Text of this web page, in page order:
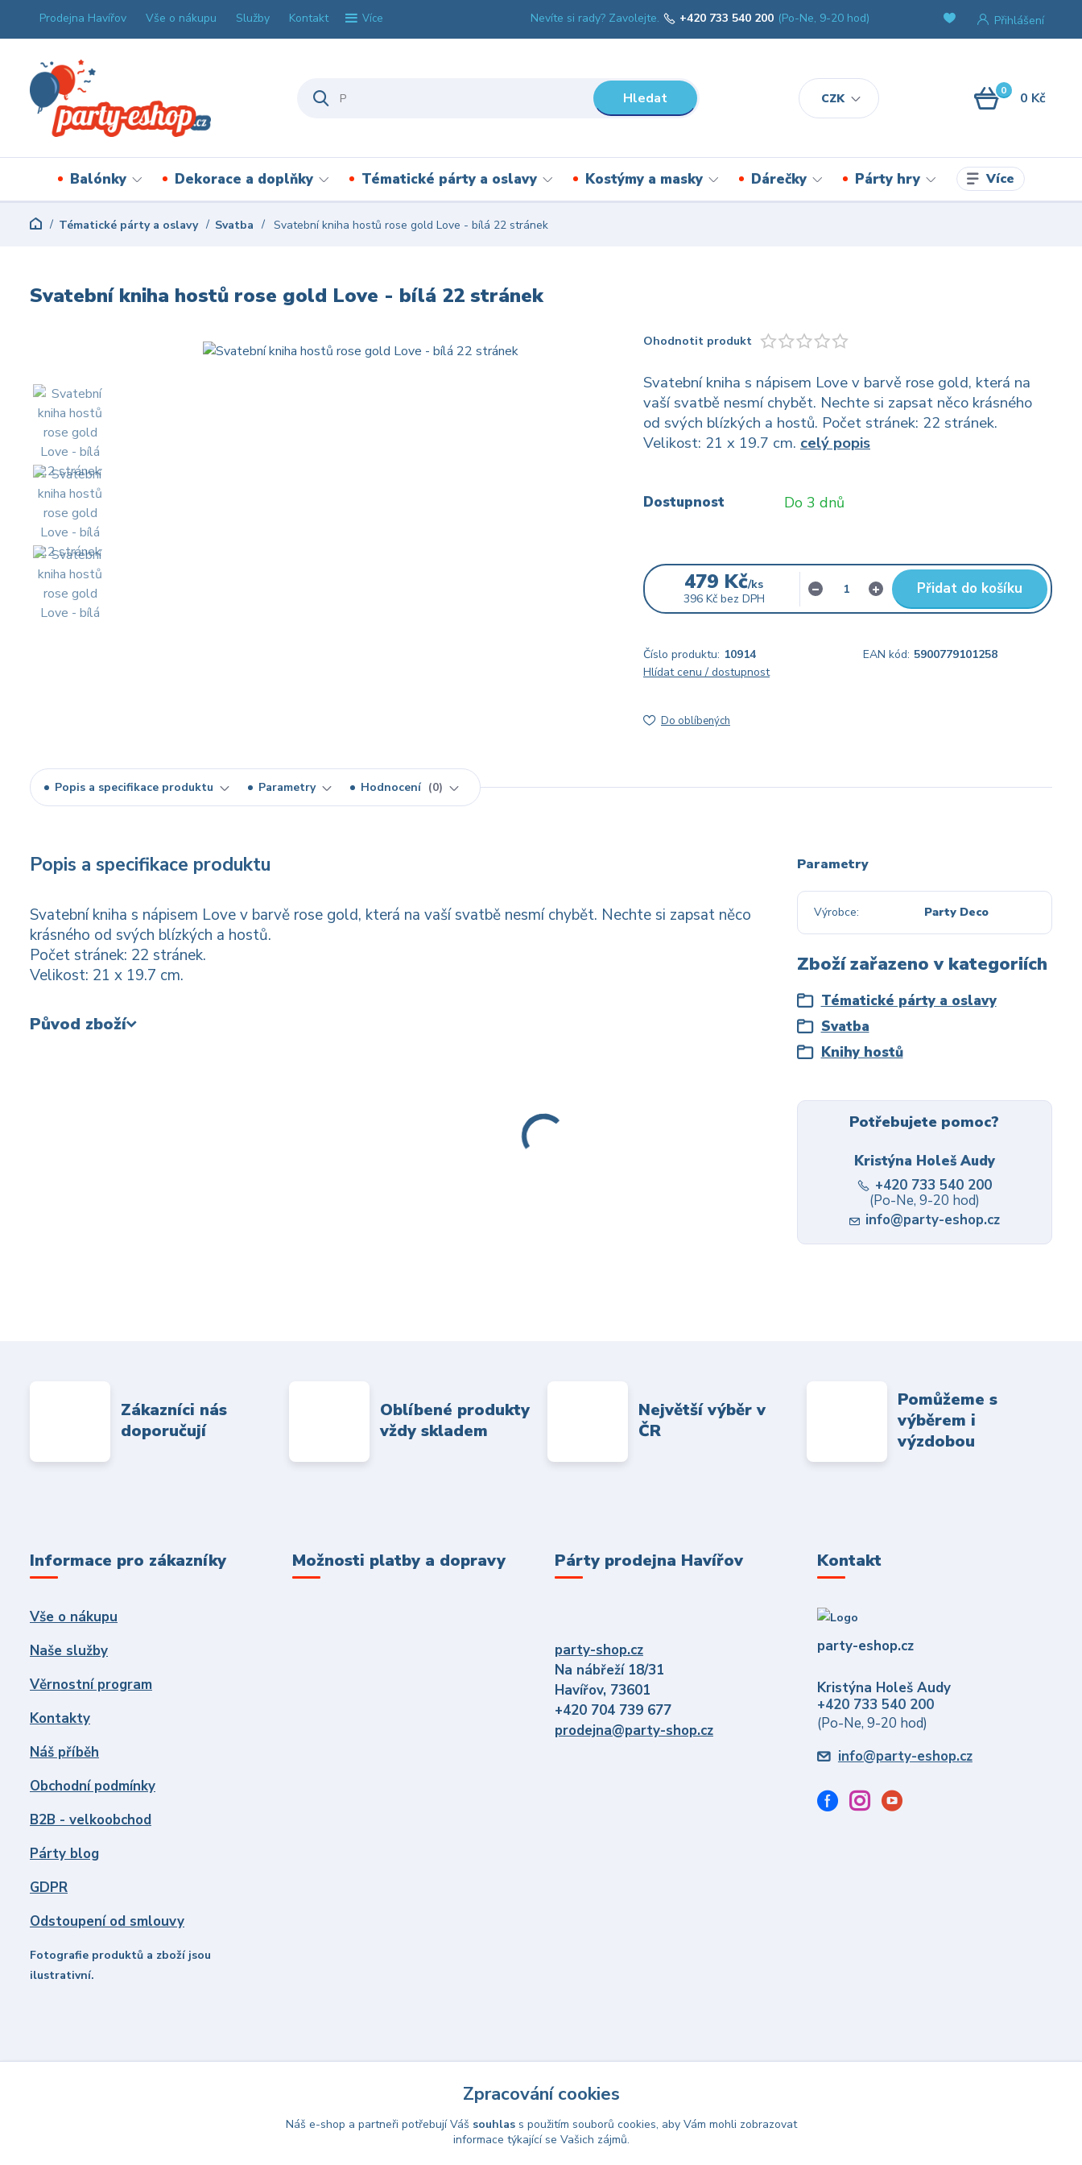
Prodejna Havířov Vše o nákupu Služby Kontakt Více
CZK
Přihlášení
Hledat
Nevíte si rady? Zavolejte. +420 733 540 200 (Po-Ne, 9-20 hod)
0 0 Kč
Balónky Dekorace a doplňky Tématické párty a oslavy Kostýmy a masky Dárečky Párty hry Více
Tématické párty a oslavy Svatba Svatební kniha hostů rose gold Love - bílá 22 stránek
Svatební kniha hostů rose gold Love - bílá 22 stránek
Ohodnotit produkt
Svatební kniha s nápisem Love v barvě rose gold, která na
vaší svatbě nesmí chybět. Nechte si zapsat něco krásného
od svých blízkých a hostů. Počet stránek: 22 stránek.
Velikost: 21 x 19.7 cm. celý popis
Dostupnost Do 3 dnů
479 Kč/ks
396 Kč bez DPH
Přidat do košíku
Číslo produktu: 10914 EAN kód: 5900779101258
Hlídat cenu / dostupnost
Do oblíbených
Popis a specifikace produktu Parametry Hodnocení 0
Popis a specifikace produktu
Svatební kniha s nápisem Love v barvě rose gold, která na vaší svatbě nesmí chybět. Nechte si zapsat něco
krásného od svých blízkých a hostů.
Počet stránek: 22 stránek.
Velikost: 21 x 19.7 cm.
Původ zboží
Parametry
Výrobce Party Deco
Zboží zařazeno v kategoriích
Tématické párty a oslavy
Svatba
Knihy hostů
Potřebujete pomoc?
Kristýna Holeš Audy
+420 733 540 200
(Po-Ne, 9-20 hod)
info@party-eshop.cz
Zákazníci nás
doporučují
Oblíbené produkty
vždy skladem
Největší výběr v
ČR
Pomůžeme s
výběrem i
výzdobou
Informace pro zákazníky
Vše o nákupu
Naše služby
Věrnostní program
Kontakty
Náš příběh
Obchodní podmínky
B2B - velkoobchod
Párty blog
GDPR
Odstoupení od smlouvy
Fotografie produktů a zboží jsou
ilustrativní.
Možnosti platby a dopravy Párty prodejna Havířov
party-shop.cz
Na nábřeží 18/31
Havířov, 73601
+420 704 739 677
prodejna@party-shop.cz
Kontakt
party-eshop.cz
Kristýna Holeš Audy
+420 733 540 200
(Po-Ne, 9-20 hod)
info@party-eshop.cz
Zpracování cookies
Náš e-shop a partneři potřebují Váš souhlass použitím souborů cookies, aby Vám mohli zobrazovat
informace týkající se Vašich zájmů.